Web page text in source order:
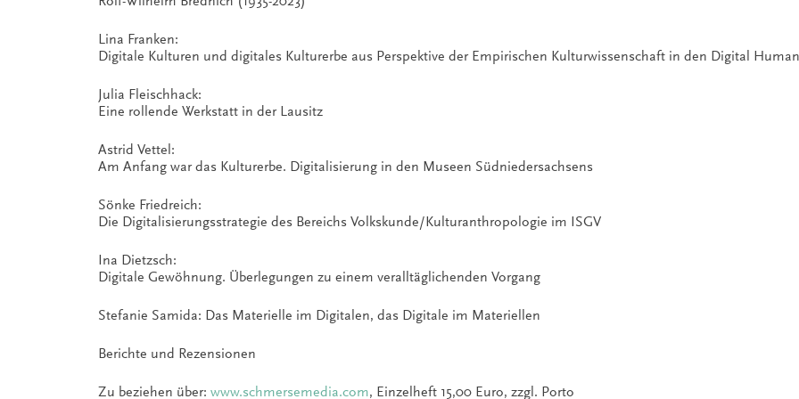
Lina Franken:
Digitale Kulturen und digitales Kulturerbe aus Perspektive der Empirischen Kulturwissenschaft in den Digital
Julia Fleischhack:
Eine rollende Werkstatt in der Lausitz
Astrid Vettel:
Am Anfang war das Kulturerbe. Digitalisierung in den Museen Südniedersachsens
Sönke Friedreich:
Die Digitalisierungsstrategie des Bereichs Volkskunde/Kulturanthropologie im ISGV
Ina Dietzsch:
Digitale Gewöhnung. Überlegungen zu einem veralltäglichenden Vorgang
Stefanie Samida: Das Materielle im Digitalen, das Digitale im Materiellen
Berichte und Rezensionen
Zu beziehen über: www.schmersemedia.com, Einzelheft 15,00 Euro, zzgl. Porto